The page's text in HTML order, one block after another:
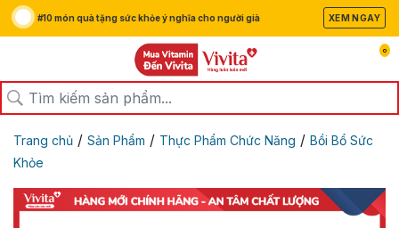
#10 món quà tặng sức khỏe ý nghĩa cho người già XEM NGAY
0
Trang chủ / Sản Phẩm / Thực Phẩm Chức Năng / Bồi Bổ Sức
Khỏe